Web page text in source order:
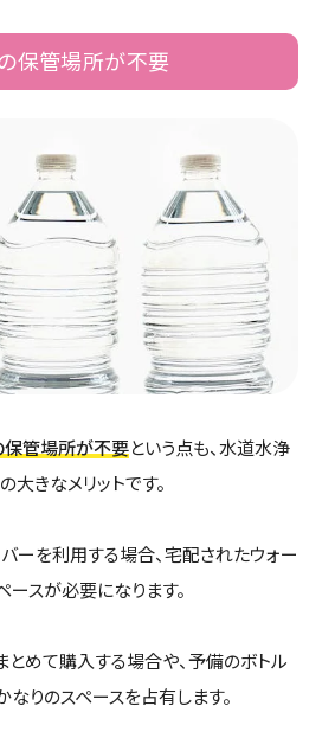
保管場所が不要
保管場所が不要という点も、水道水浄
きなメリットです。
ーを利用する場合、宅配されたウォー
スが必要になります。
とめて購入する場合や、予備のボトル
なりのスペースを占有します。